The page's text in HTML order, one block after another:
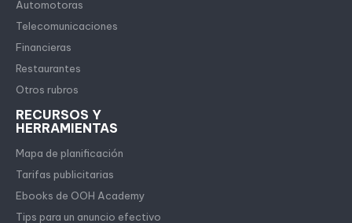
Automotoras
Telecomunicaciones
Financieras
Restaurantes
Otros rubros
RECURSOS Y
HERRAMIENTAS
Mapa de planificación
Tarifas publicitarias
Ebooks de OOH Academy
Tips para un anuncio efectivo